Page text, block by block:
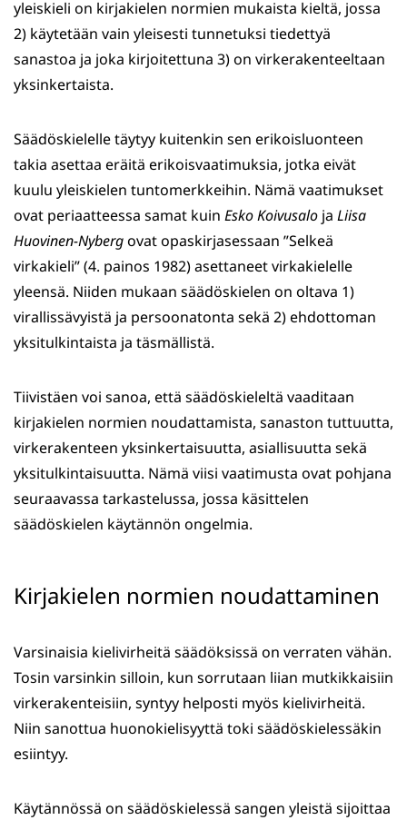
yleiskieli on kirjakielen normien mukaista kieltä, jossa
2) käytetään vain yleisesti tunnetuksi tiedettyä
sanastoa ja joka kirjoitettuna 3) on virkerakenteeltaan
yksinkertaista.
Säädöskielelle täytyy kuitenkin sen erikoisluonteen
takia asettaa eräitä erikoisvaatimuksia, jotka eivät
kuulu yleiskielen tuntomerkkeihin. Nämä vaatimukset
ovat periaatteessa samat kuin Esko Koivusalo ja Liisa
Huovinen-Nybergovat opaskirjasessaan ”Selkeä
virkakieli” (4. painos 1982) asettaneet virkakielelle
yleensä. Niiden mukaan säädöskielen on oltava 1)
virallissävyistä ja persoonatonta sekä 2) ehdottoman
yksitulkintaista ja täsmällistä.
Tiivistäen voi sanoa, että säädöskieleltä vaaditaan
kirjakielen normien noudattamista, sanaston tuttuutta,
virkerakenteen yksinkertaisuutta, asiallisuutta sekä
yksitulkintaisuutta. Nämä viisi vaatimusta ovat pohjana
seuraavassa tarkastelussa, jossa käsittelen
säädöskielen käytännön ongelmia.
Kirjakielen normien noudattaminen
Varsinaisia kielivirheitä säädöksissä on verraten vähän.
Tosin varsinkin silloin, kun sorrutaan liian mutkikkaisiin
virkerakenteisiin, syntyy helposti myös kielivirheitä.
Niin sanottua huonokielisyyttä toki säädöskielessäkin
esiintyy.
Käytännössä on säädöskielessä sangen yleistä sijoittaa